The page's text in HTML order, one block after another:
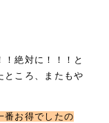
絶対に！！！と
ところ、またもや
番お得でしたの